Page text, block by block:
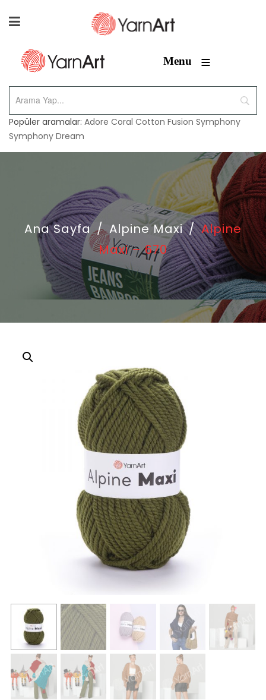
Menu ≡
Popüler aramalar: Adore Coral Cotton Fusion Symphony
Symphony Dream
Ana Sayfa / Alpine Maxi / Alpine
Maxi – 670